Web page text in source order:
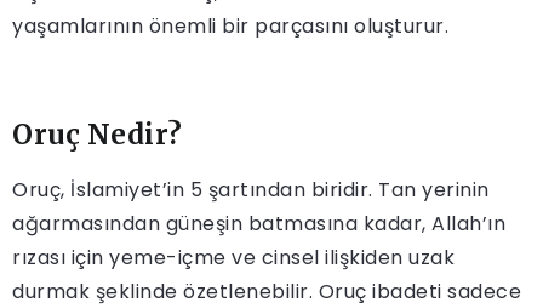
yaşamlarının önemli bir parçasını oluşturur.
Oruç Nedir?
Oruç, İslamiyet’in 5 şartından biridir. Tan yerinin
ağarmasından güneşin batmasına kadar, Allah’ın
rızası için yeme-içme ve cinsel ilişkiden uzak
durmak şeklinde özetlenebilir. Oruç ibadeti sadece